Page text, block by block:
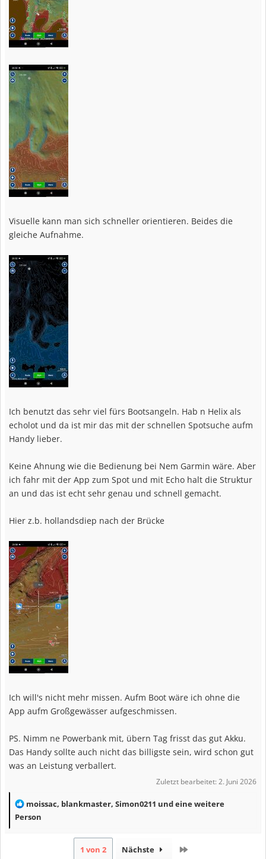
Visuelle kann man sich schneller orientieren. Beides die
gleiche Aufnahme.
Ich benutzt das sehr viel fürs Bootsangeln. Hab n Helix als
echolot und da ist mir das mit der schnellen Spotsuche aufm
Handy lieber.
Keine Ahnung wie die Bedienung bei Nem Garmin wäre. Aber
ich fahr mit der App zum Spot und mit Echo halt die Struktur
an und das ist echt sehr genau und schnell gemacht.
Hier z.b. hollandsdiep nach der Brücke
Ich will's nicht mehr missen. Aufm Boot wäre ich ohne die
App aufm Großgewässer aufgeschmissen.
PS. Nimm ne Powerbank mit, übern Tag frisst das gut Akku.
Das Handy sollte auch nicht das billigste sein, wird schon gut
was an Leistung verballert.
Zuletzt bearbeitet: 2. Juni 2026
R
e
moissac, blankmaster, Simon0211 und eine weitere
Person
1 von 2 Nächste